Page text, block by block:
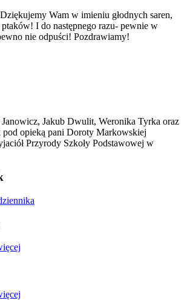
Wam w imieniu głodnych saren,
I do następnego razu- pewnie w
nie odpuści! Pozdrawiamy!
Jakub Dwulit, Weronika Tyrka oraz
pod opieką pani Doroty Markowskiej
Przyrody Szkoły Podstawowej w